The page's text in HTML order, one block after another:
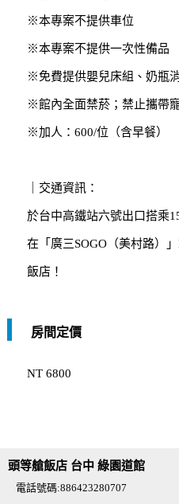
※本專案不提供車位
※本專案不提供一次性備品
※免費提供嬰兒床組、奶瓶
※館內全面禁菸；禁止攜帶
※加人：600/位（含早餐）
｜交通資訊：
於台中高鐵站六號出口搭乘
在「廣三SOGO（美村路）
飯店！
房間定價
NT 6800
頭等艙飯店 台中 綠園道館
電話號碼:886423280707